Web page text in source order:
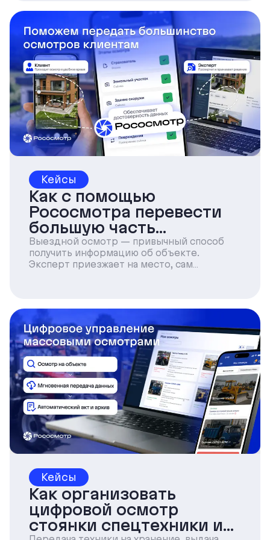
Кейсы
Как с помощью
Рососмотра перевести
большую часть
инспекций на
самоосмотр
Выездной осмотр — привычный способ
получить информацию об объекте.
Эксперт приезжает на место, сам
Кейсы
Как организовать
цифровой осмотр
стоянки спецтехники и